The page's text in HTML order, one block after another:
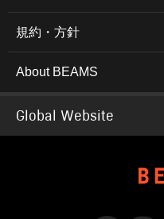
規約・方針
About BEAMS
Global Website